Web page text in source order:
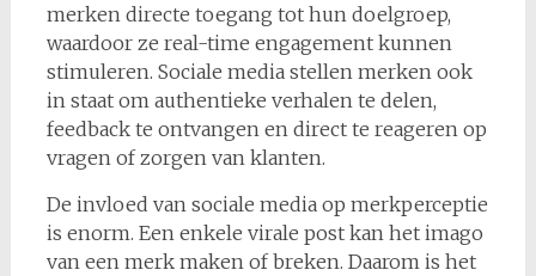
merken directe toegang tot hun doelgroep,
waardoor ze real-time engagement kunnen
stimuleren. Sociale media stellen merken ook
in staat om authentieke verhalen te delen,
feedback te ontvangen en direct te reageren op
vragen of zorgen van klanten.
De invloed van sociale media op merkperceptie
is enorm. Een enkele virale post kan het imago
van een merk maken of breken. Daarom is het